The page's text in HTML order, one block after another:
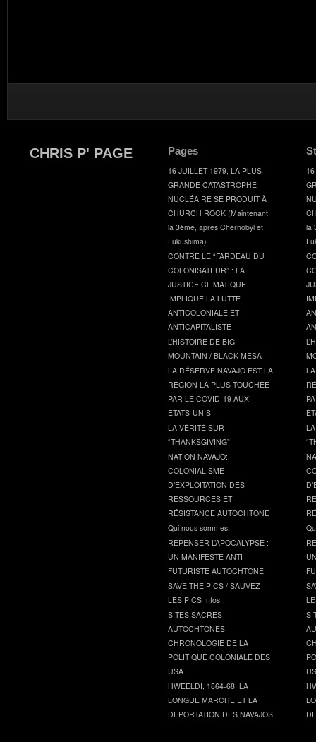
CHRIS P' PAGE Pages
16 JUILLET 1979, LA PLUS
GRANDE CATASTROPHE
NUCLÉAIRE SE PRODUIT À
CHURCH ROCK (Maintenant
la 3ème, après Chernobyl et
Fukushima)
CONTRE LE “FARDEAU DU
COLONISATEUR” : LA
JUSTICE CLIMATIQUE
IMPLIQUE LA LUTTE
ANTICOLONIALE ET
ANTICAPITALISTE
L’HISTOIRE DE BIG
MOUNTAIN / BLACK MESA
LA RÉSERVE NAVAJO EST LA
RÉGION LA PLUS TOUCHÉE
PAR LE COVID-19 AUX
ETATS-UNIS
LA VÉRITÉ SUR
“THANKSGIVING”
NATION NAVAJO:
COLONIALISME
D’EXPLOITATION DES
RESSOURCES ET
RÉSISTANCE AUTOCHTONE
Qui nous sommes
REPENSER L’APOCALYPSE :
UN MANIFESTE ANTI-
FUTURISTE AUTOCHTONE
SAVE THE PICS / SAUVEZ
LES PICS Infos
SITES SACRES
AUTOCHTONES:
CHRONOLOGIE DE LA
POLITIQUE COLONIALE DES
USA
HWEELDI, 1864-68, LA
LONGUE MARCHE ET LA
DEPORTATION DES NAVAJOS
la